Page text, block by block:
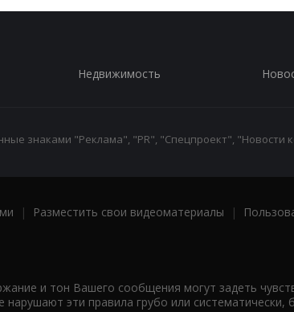
Недвижимость
знаками "Реклама", "PR", "Спецпроект", "Новости
| Разместить свои видеоматериалы |
и тон Вашего сообщения могут задеть
эти правила грубо или систематически,